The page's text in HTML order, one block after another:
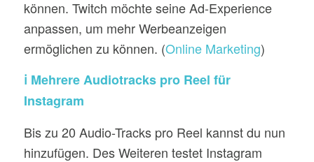
können. Twitch möchte seine Ad-Experience
anpassen, um mehr Werbeanzeigen
ermöglichen zu können. (Online Marketing)
ℹ️ Mehrere Audiotracks pro Reel für
Instagram
Bis zu 20 Audio-Tracks pro Reel kannst du nun
hinzufügen. Des Weiteren testet Instagram